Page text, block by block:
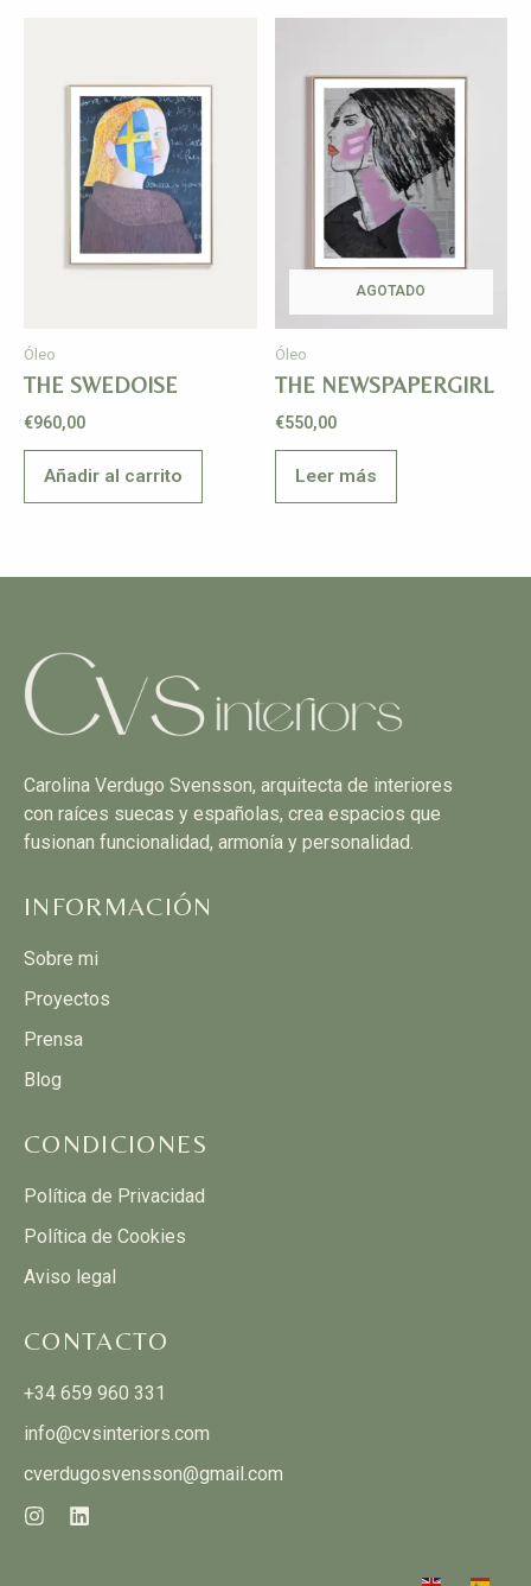
Óleo
THE SWEDOISE
€960,00
Añadir al carrito
AGOTADO
Óleo
THE NEWSPAPERGIRL
€550,00
Leer más
Carolina Verdugo Svensson, arquitecta de interiores
con raíces suecas y españolas, crea espacios que
fusionan funcionalidad, armonía y personalidad.
INFORMACIÓN
Sobre mi
Proyectos
Prensa
Blog
CONDICIONES
Política de Privacidad
Política de Cookies
Aviso legal
CONTACTO
+34 659 960 331
info@cvsinteriors.com
cverdugosvensson@gmail.com